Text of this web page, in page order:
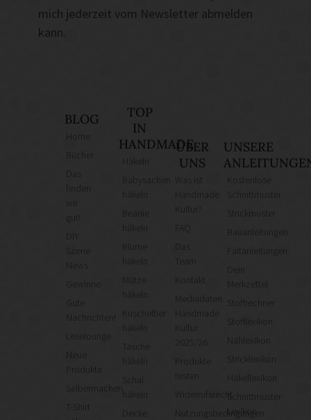
mich jederzeit vom Newsletter abmelden
kann.
BLOG
finden
gut!
News
Gute
Nachrichten!
Leselounge
Neue
Produkte
Selbermachen
T-Shirt
TOP
IN
HANDMADE
häkeln
häkeln
Mütze
häkeln
Kuscheltier
Tasche
häkeln
ÜBER
UNS
Was ist
Kultur?
Das
Team
Kontakt
Mediadaten
Kultur
2025/26
Produkte
testen
Widerrufsrecht
Nutzungsbedingungen
UNSERE
Kostenlose
Schnittmuster
Strickmuster
Bauanleitungen
Faltanleitungen
Merkzettel
Stoffrechner
Stofflexikon
Nählexikon
Stricklexikon
Häkellexikon
Schnittmuster-
Lexikon